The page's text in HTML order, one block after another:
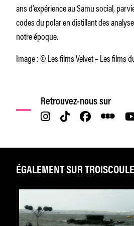
ans d’expérience au Samu social,
codes du polar en distillant des
notre époque.
Image : © Les films Velvet – Les films
Retrouvez-nous sur
ÉGALEMENT SUR